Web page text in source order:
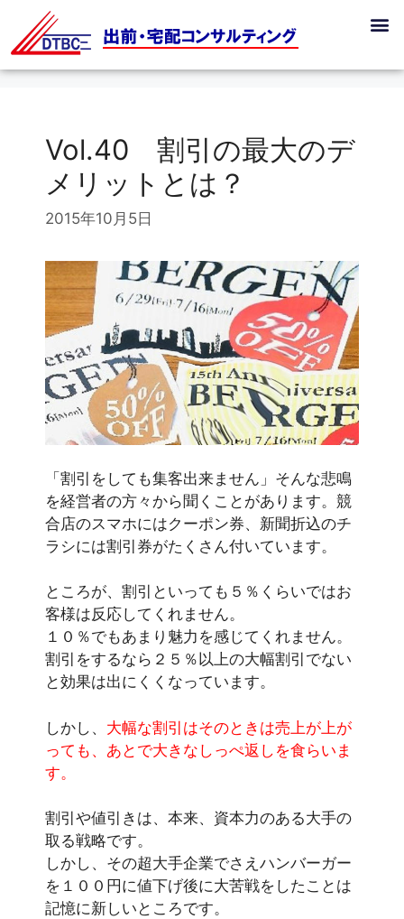
Vol.40 割引の最大のデ
メリットとは？
2015年10月5日
「割引をしても集客出来ません」そんな悲鳴
を経営者の方々から聞くことがあります。競
合店のスマホにはクーポン券、新聞折込のチ
ラシには割引券がたくさん付いています。
ところが、割引といっても５％くらいではお
客様は反応してくれません。
１０％でもあまり魅力を感じてくれません。
割引をするなら２５％以上の大幅割引でない
と効果は出にくくなっています。
しかし、 大幅な割引はそのときは売上が上が
っても、あとで大きなしっぺ返しを食らいま
す。
割引や値引きは、本来、資本力のある大手の
取る戦略です。
しかし、その超大手企業でさえハンバーガー
を１００円に値下げ後に大苦戦をしたことは
記憶に新しいところです。